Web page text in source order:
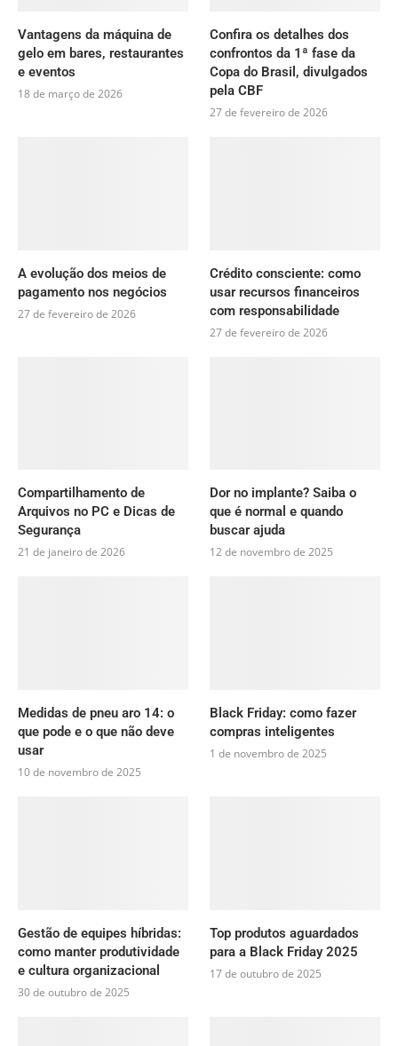
Vantagens da máquina de
gelo em bares, restaurantes
e eventos
18 de março de 2026
Confira os detalhes dos
confrontos da 1ª fase da
Copa do Brasil, divulgados
pela CBF
27 de fevereiro de 2026
A evolução dos meios de
pagamento nos negócios
27 de fevereiro de 2026
Crédito consciente: como
usar recursos financeiros
com responsabilidade
27 de fevereiro de 2026
Compartilhamento de
Arquivos no PC e Dicas de
Segurança
21 de janeiro de 2026
Dor no implante? Saiba o
que é normal e quando
buscar ajuda
12 de novembro de 2025
Medidas de pneu aro 14: o
que pode e o que não deve
usar
10 de novembro de 2025
Black Friday: como fazer
compras inteligentes
1 de novembro de 2025
Gestão de equipes híbridas:
como manter produtividade
e cultura organizacional
30 de outubro de 2025
Top produtos aguardados
para a Black Friday 2025
17 de outubro de 2025